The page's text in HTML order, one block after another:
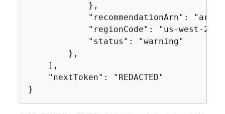
            },
"recommendationArn":
            "regionCode": "us-west-2",
            "status": "warning"
        },
    ],
    "nextToken": "REDACTED"
}